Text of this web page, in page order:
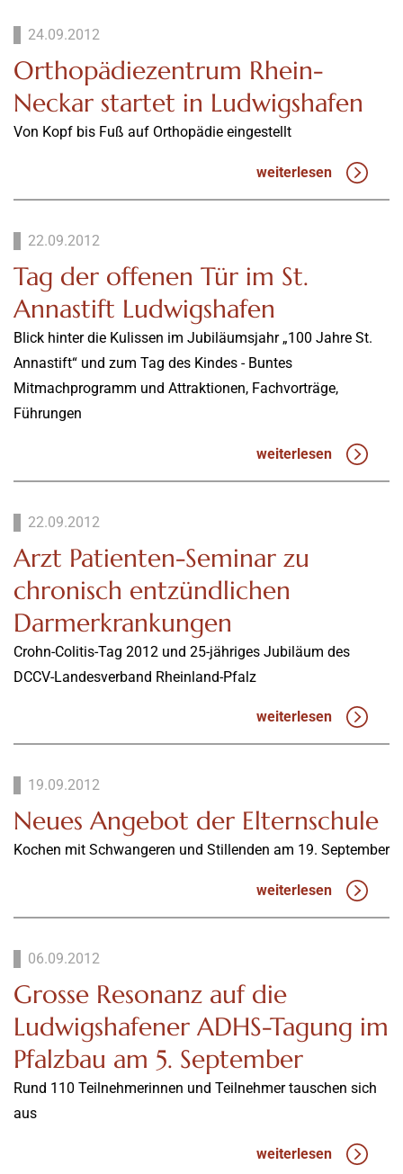
24.09.2012
Orthopädiezentrum Rhein-
Neckar startet in Ludwigshafen
Von Kopf bis Fuß auf Orthopädie eingestellt
weiterlesen
22.09.2012
Tag der offenen Tür im St.
Annastift Ludwigshafen
Blick hinter die Kulissen im Jubiläumsjahr „100 Jahre St.
Annastift“ und zum Tag des Kindes - Buntes
Mitmachprogramm und Attraktionen, Fachvorträge,
Führungen
weiterlesen
22.09.2012
Arzt Patienten-Seminar zu
chronisch entzündlichen
Darmerkrankungen
Crohn-Colitis-Tag 2012 und 25-jähriges Jubiläum des
DCCV-Landesverband Rheinland-Pfalz
weiterlesen
19.09.2012
Neues Angebot der Elternschule
Kochen mit Schwangeren und Stillenden am 19. September
weiterlesen
06.09.2012
Grosse Resonanz auf die
Ludwigshafener ADHS-Tagung im
Pfalzbau am 5. September
Rund 110 Teilnehmerinnen und Teilnehmer tauschen sich
aus
weiterlesen